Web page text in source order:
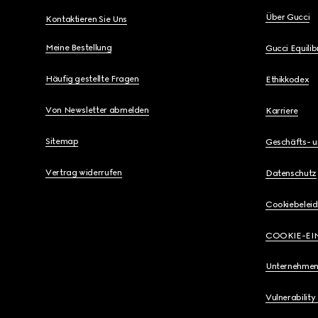
Kontaktieren Sie Uns
Meine Bestellung
Häufig gestellte Fragen
Von Newsletter abmelden
Sitemap
Vertrag widerrufen
Über Gucci
Gucci
Ethikkodex
Karriere
Geschäfts-
Datenschutz
Cookiebeleid
COOKIE-
Vulnerability